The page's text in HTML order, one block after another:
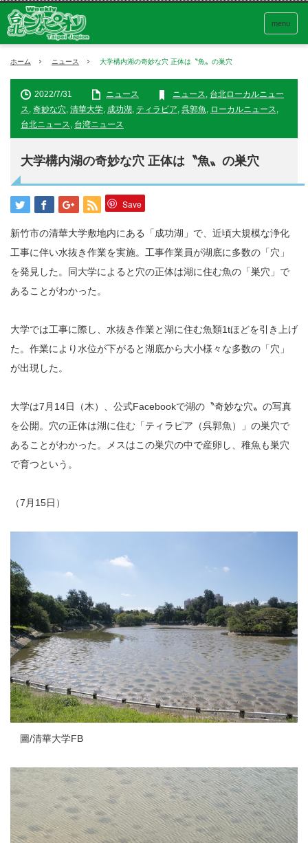
menu
ホーム ニュース 大学構内湖の奇妙な穴 正体は〝魚〟の巣穴
2022/7/31 ニュース ニュース, 台北ローカルニュー
ス, 奇妙な穴, 清華大学, 成功湖, ティラピア, 呉郭魚, ローカルニュース,
台北ニュース, 台湾ニュース
大学構内湖の奇妙な穴 正体は〝魚〟の巣穴
Save
新竹市の清華大学敷地内にある「成功湖」で、近頃大規模な浄化
工事に伴い水抜き作業を実施。工事作業員が湖底に多数の「穴」
を発見した。同大学によると穴の正体は湖に住む魚の「巣穴」で
あることがわかった。
大学では工事に際し、水抜き作業と湖に住む魚類1tほどを引き上げ
た。作業により水位が下がると湖底から大小様々な多数の「穴」
が出現した。
大学は7月14日（木）、公式Facebookで湖の〝奇妙な穴〟の写真
を公開。穴の正体は湖に住む「ティラピア（呉郭魚）」の巣穴で
あることがわかった。メスはこの巣穴の中で産卵し、稚魚も巣穴
で育つという。
（7月15日）
圖/清華大学FB